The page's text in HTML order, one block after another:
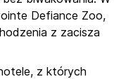
Defiance Zoo,
z zacisza
z których